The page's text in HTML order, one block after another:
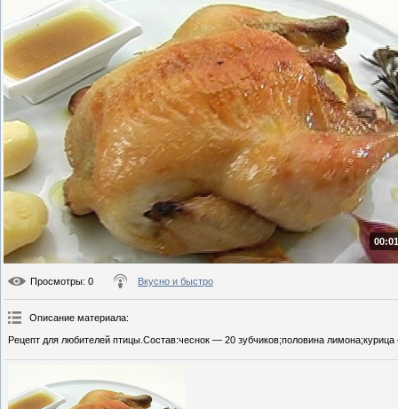
Просмотры: 0 Вкусно и быстро
Описание материала:
Рецепт для любителей птицы.Состав:чеснок — 20 зубчиков;половина